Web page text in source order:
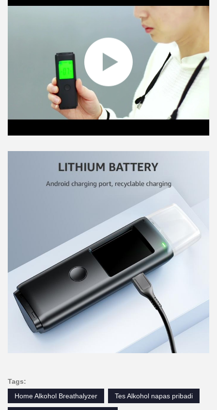
Tags:
Home Alkohol Breathalyzer
Tes Alkohol napas pribadi